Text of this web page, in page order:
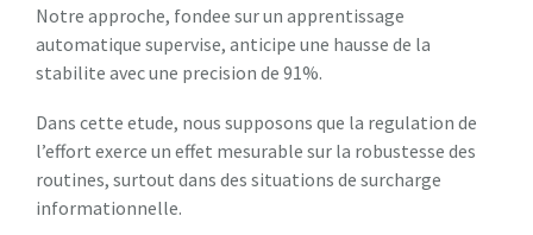
Notre approche, fondee sur un apprentissage
automatique supervise, anticipe une hausse de la
stabilite avec une precision de 91%.
Dans cette etude, nous supposons que la regulation de
l’effort exerce un effet mesurable sur la robustesse des
routines, surtout dans des situations de surcharge
informationnelle.